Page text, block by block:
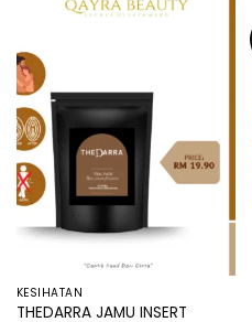
KESIHATAN
THEDARRA JAMU INSERT